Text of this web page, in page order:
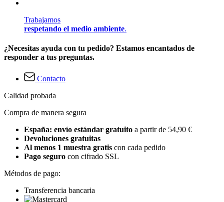
Trabajamos
respetando el medio ambiente.
¿Necesitas ayuda con tu pedido? Estamos encantados de
responder a tus preguntas.
Contacto
Calidad probada
Compra de manera segura
España: envío estándar gratuito a partir de 54,90 €
Devoluciones gratuitas
Al menos 1 muestra gratis con cada pedido
Pago seguro con cifrado SSL
Métodos de pago:
Transferencia bancaria